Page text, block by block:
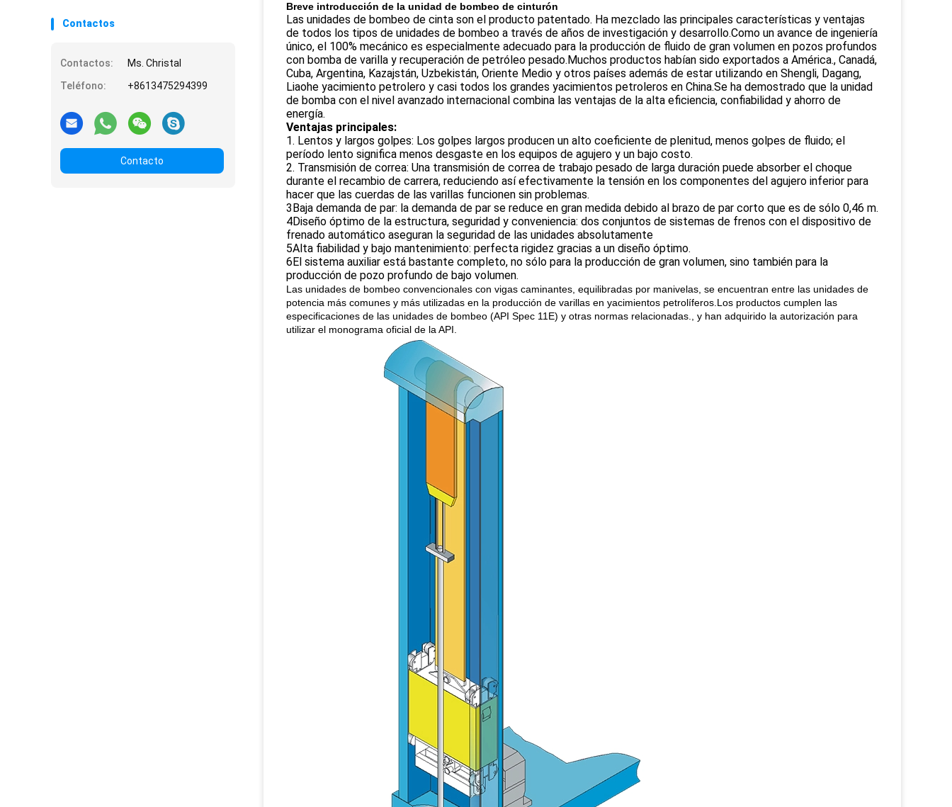
Contactos
Contactos:
Ms. Christal
Teléfono:
+8613475294399
Contacto
Breve introducción de la unidad de bombeo de cinturón
Las unidades de bombeo de cinta son el producto patentado. Ha mezclado las principales características y ventajas
de todos los tipos de unidades de bombeo a través de años de investigación y desarrollo.Como un avance de ingeniería
único, el 100% mecánico es especialmente adecuado para la producción de fluido de gran volumen en pozos profundos
con bomba de varilla y recuperación de petróleo pesado.Muchos productos habían sido exportados a América., Canadá,
Cuba, Argentina, Kazajstán, Uzbekistán, Oriente Medio y otros países además de estar utilizando en Shengli, Dagang,
Liaohe yacimiento petrolero y casi todos los grandes yacimientos petroleros en China.Se ha demostrado que la unidad
de bomba con el nivel avanzado internacional combina las ventajas de la alta eficiencia, confiabilidad y ahorro de
energía.
Ventajas principales:
1. Lentos y largos golpes: Los golpes largos producen un alto coeficiente de plenitud, menos golpes de fluido; el
período lento significa menos desgaste en los equipos de agujero y un bajo costo.
2. Transmisión de correa: Una transmisión de correa de trabajo pesado de larga duración puede absorber el choque
durante el recambio de carrera, reduciendo así efectivamente la tensión en los componentes del agujero inferior para
hacer que las cuerdas de las varillas funcionen sin problemas.
3Baja demanda de par: la demanda de par se reduce en gran medida debido al brazo de par corto que es de sólo 0,46 m.
4Diseño óptimo de la estructura, seguridad y conveniencia: dos conjuntos de sistemas de frenos con el dispositivo de
frenado automático aseguran la seguridad de las unidades absolutamente
5Alta fiabilidad y bajo mantenimiento: perfecta rigidez gracias a un diseño óptimo.
6El sistema auxiliar está bastante completo, no sólo para la producción de gran volumen, sino también para la
producción de pozo profundo de bajo volumen.
Las unidades de bombeo convencionales con vigas caminantes, equilibradas por manivelas, se encuentran entre las unidades de
potencia más comunes y más utilizadas en la producción de varillas en yacimientos petrolíferos.Los productos cumplen las
especificaciones de las unidades de bombeo (API Spec 11E) y otras normas relacionadas., y han adquirido la autorización para
utilizar el monograma oficial de la API.